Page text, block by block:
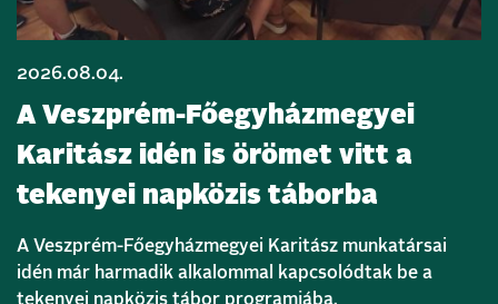
2026.08.04.
A Veszprém-Főegyházmegyei
Karitász idén is örömet vitt a
tekenyei napközis táborba
A Veszprém-Főegyházmegyei Karitász munkatársai
idén már harmadik alkalommal kapcsolódtak be a
tekenyei napközis tábor programjába.